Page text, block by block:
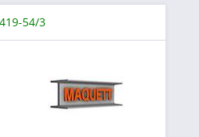
54/3